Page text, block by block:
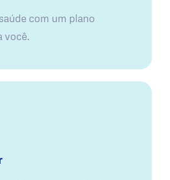
com um plano
você.